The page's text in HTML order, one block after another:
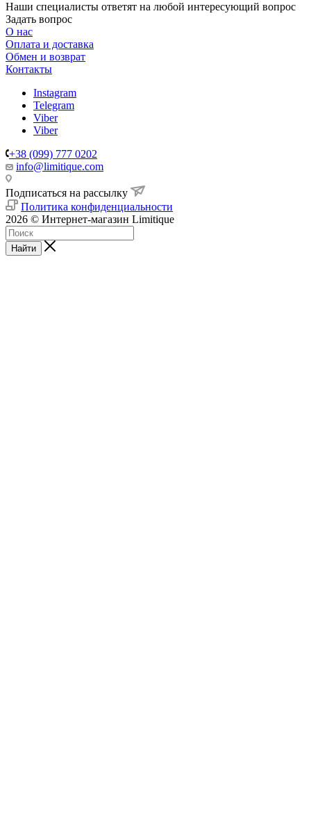
Наши специалисты ответят на любой интересующий вопрос
Задать вопрос
О нас
Оплата и доставка
Обмен и возврат
Контакты
Instagram
Telegram
Viber
Viber
+38 (099) 777 0202
info@limitique.com
Подписаться на рассылку
Политика конфиденциальности
2026 © Интернет-магазин Limitique
Найти